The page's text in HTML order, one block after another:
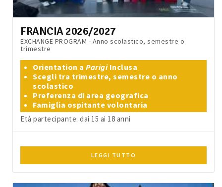
FRANCIA 2026/2027
EXCHANGE PROGRAM - Anno scolastico, semestre o
trimestre
Orientation a ParigiInclusa
Scegli tra trimestre, semestre o anno
scolastico
Preferenza di area geografica
Famiglia ospitante volontaria
Età partecipante: dai 15 ai 18 anni
LEGGI TUTTO